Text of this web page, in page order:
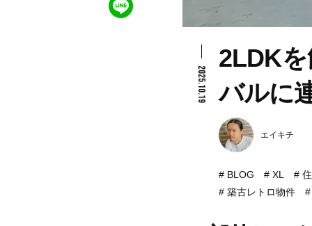
2025.10.19
2LDK
バルに
エイキチ
BLOG XL
築古レトロ物件